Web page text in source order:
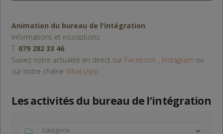
Animation du bureau de l'intégration
Informations et inscriptions:
T. 079 282 33 46
Suivez notre actualité en direct sur Facebook , Instagram ou
sur notre chaîneWhatsApp
Les activités du bureau de l’intégration